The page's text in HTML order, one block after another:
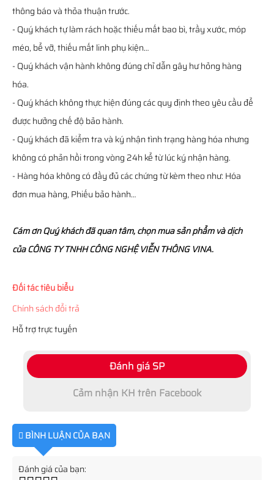
thông báo và thỏa thuận trước.
- Quý khách tự làm rách hoặc thiếu mất bao bì, trầy xước, móp
méo, bể vỡ, thiếu mất linh phụ kiện…
- Quý khách vận hành không đúng chỉ dẫn gây hư hỏng hàng
hóa.
- Quý khách không thực hiện đúng các quy định theo yêu cầu để
được hưởng chế độ bảo hành.
- Quý khách đã kiểm tra và ký nhận tình trạng hàng hóa nhưng
không có phản hồi trong vòng 24h kể từ lúc ký nhận hàng.
- Hàng hóa không có đầy đủ các chứng từ kèm theo như: Hóa
đơn mua hàng, Phiếu bảo hành…
Cám ơn Quý khách đã quan tâm, chọn mua sản phẩm và dịch
của CÔNG TY TNHH CÔNG NGHỆ VIỄN THÔNG VINA.
Đối tác tiêu biểu
Chính sách đổi trả
Hỗ trợ trực tuyến
Đánh giá SP
Cảm nhận KH trên Facebook
BÌNH LUẬN CỦA BẠN
Đánh giá của bạn: